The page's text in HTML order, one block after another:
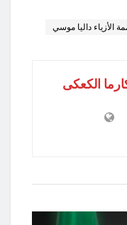
الأزياء داليا موسي
الكعكى